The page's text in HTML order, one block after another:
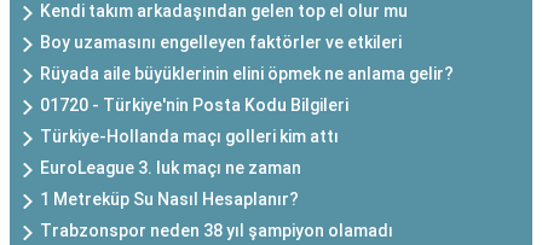
Kendi takım arkadaşından gelen top el olur mu
Boy uzamasını engelleyen faktörler ve etkileri
Rüyada aile büyüklerinin elini öpmek ne anlama gelir?
01720 - Türkiye'nin Posta Kodu Bilgileri
Türkiye-Hollanda maçı golleri kim attı
EuroLeague 3. luk maçı ne zaman
1 Metreküp Su Nasıl Hesaplanır?
Trabzonspor neden 38 yıl şampiyon olamadı